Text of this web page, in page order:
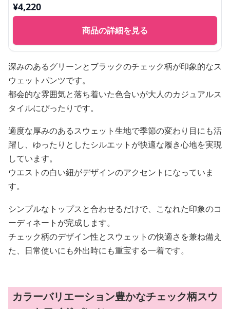
¥4,220
商品の詳細を見る
深みのあるグリーンとブラックのチェック柄が印象的なス
ウェットパンツです。
都会的な雰囲気と落ち着いた色合いが大人のカジュアルス
タイルにぴったりです。
適度な厚みのあるスウェット生地で季節の変わり目にも活
躍し、ゆったりとしたシルエットが快適な履き心地を実現
しています。
ウエストの白い紐がデザインのアクセントになっていま
す。
シンプルなトップスと合わせるだけで、こなれた印象のコ
ーディネートが完成します。
チェック柄のデザイン性とスウェットの快適さを兼ね備え
た、日常使いにも外出時にも重宝する一着です。
カラーバリエーション豊かなチェック柄スウ